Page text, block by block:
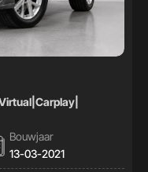
Bouwjaar
13-03-2021